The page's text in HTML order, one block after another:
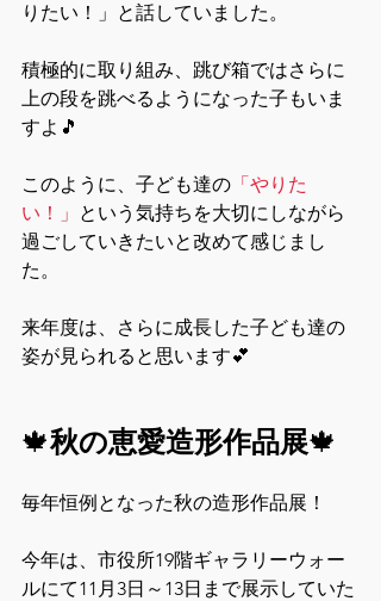
りたい！」と話していました。
積極的に取り組み、跳び箱ではさらに
上の段を跳べるようになった子もいま
すよ🎵
このように、子ども達の 「やりた
い！」 という気持ちを大切にしながら
過ごしていきたいと改めて感じまし
た。
来年度は、さらに成長した子ども達の
姿が見られると思います💕
🍁秋の恵愛造形作品展🍁
毎年恒例となった秋の造形作品展！
今年は、市役所19階ギャラリーウォー
ルにて11月3日～13日まで展示していた